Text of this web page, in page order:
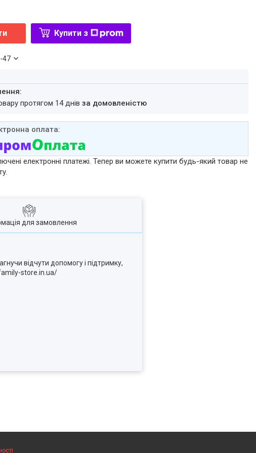
Купити з
47
протягом 14 днівза домовленістю
електронні платежі. Тепер ви можете купити будь-який товар не
для замовлення
відчути допомогу і підтримку,
store.in.ua/